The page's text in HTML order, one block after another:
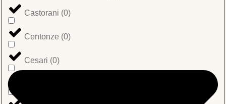
Castorani (0)
Centonze (0)
Cesari (0)